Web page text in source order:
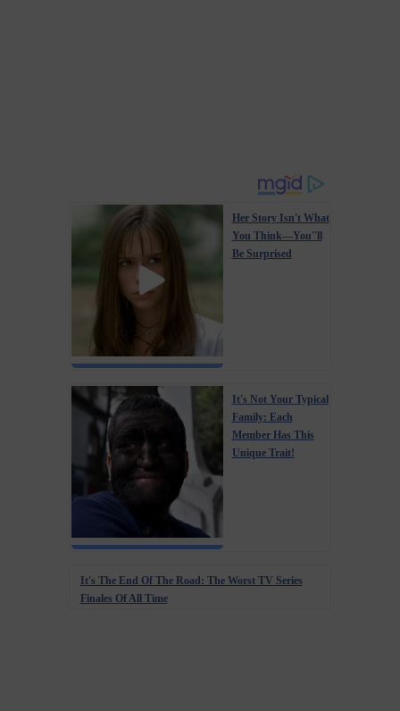
Her Story Isn't What
You Think—You''ll
Be Surprised
It's Not Your Typical
Family: Each
Member Has This
Unique Trait!
It's The End Of The Road: The Worst TV Series
Finales Of All Time